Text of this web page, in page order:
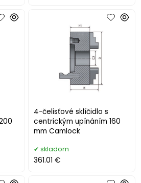
4-čelisťové sklíčidlo s
centrickým upínáním 160
mm Camlock
skladom
361.01 €